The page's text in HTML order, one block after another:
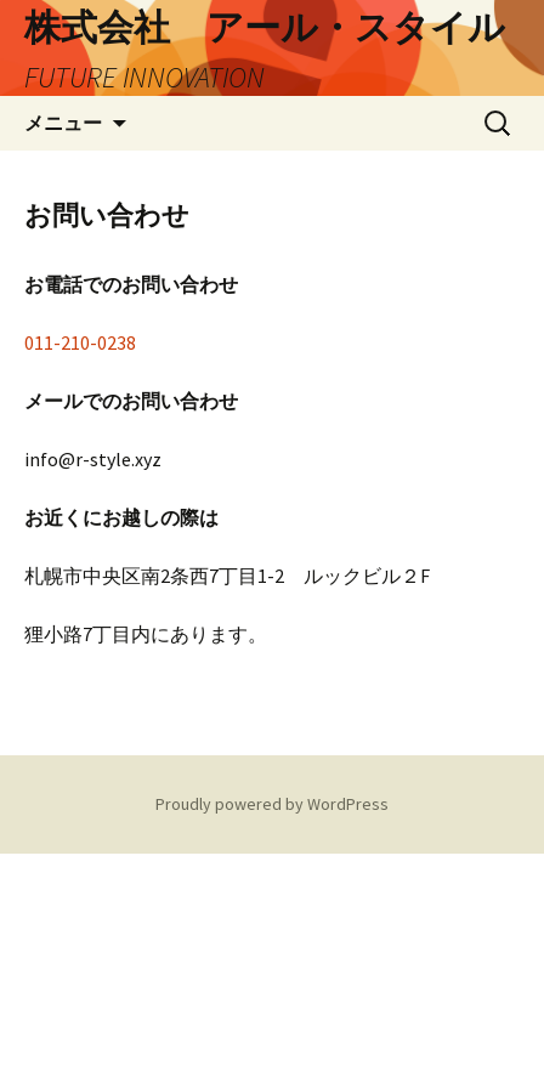
株式会社 アール・スタイル
FUTURE INNOVATION
メニュー
ツ
ス
ッ
検
索:
お問い合わせ
お電話でのお問い合わせ
011-210-0238
メールでのお問い合わせ
info@r-style.xyz
お近くにお越しの際は
札幌市中央区南2条西7丁目1-2 ルックビル２F
狸小路7丁目内にあります。
Proudly powered by WordPress